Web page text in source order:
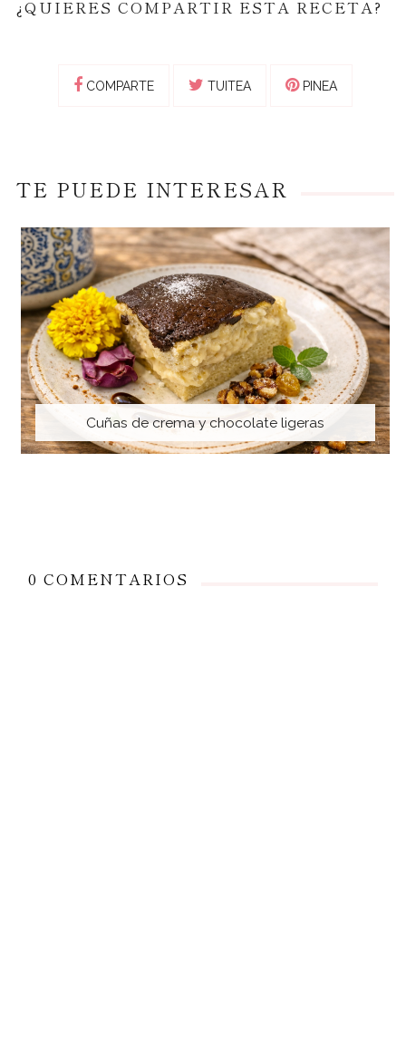
¿QUIERES COMPARTIR ESTA RECETA?
COMPARTE TUITEA PINEA
TE PUEDE INTERESAR
Cuñas de crema y chocolate ligeras
0 COMENTARIOS